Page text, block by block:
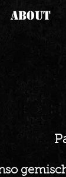
ABOUT